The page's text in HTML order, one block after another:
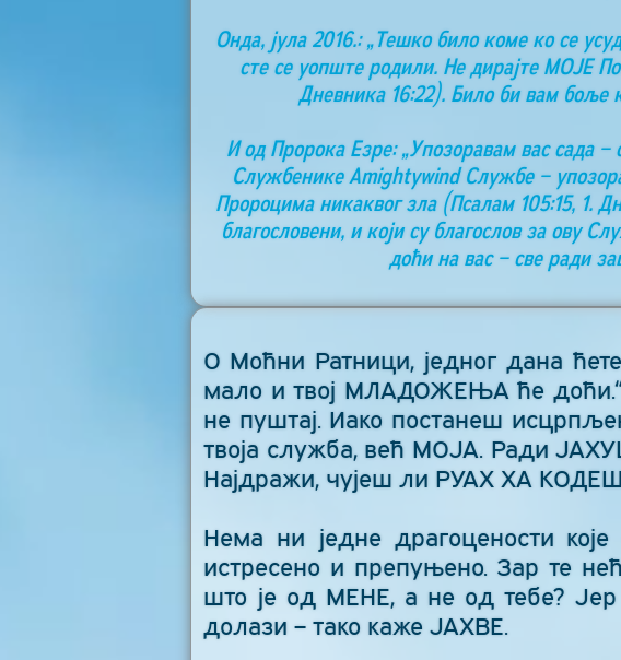
Онда, јула 2016.: „Тешко било коме ко се
сте се уопште родили. Не дирајте МОЈЕ
Дневника 16:22). Било би вам боље
И од Пророка Езре: „Упозоравам вас сада
Службенике Аmightywind Службе –
Пророцима никаквог зла (Псалам 105:15, 1.
благословени, и који су благослов за ову
доћи на вас – све ради
О Моћни Ратници, једног дана
мало и твој МЛАДОЖЕЊА ће
не пуштај. Иако постанеш
твоја служба, већ МОЈА. Ради
Најдражи, чујеш ли РУАХ ХА
Нема ни једне драгоцености
истресено и препуњено. Зар те
што је од МЕНЕ, а не од тебе? Јер
долази – тако каже ЈАХВЕ.